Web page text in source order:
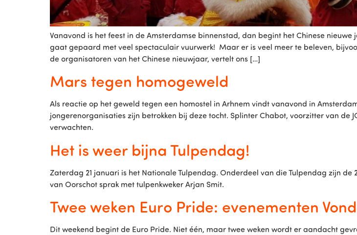
Vanavond is het feest in de Amsterdamse binnenstad, dan begint het Chinese
gaat gepaard met veel spectaculair vuurwerk! Maar er is veel meer te beleven,
de organisatoren van het Chinese nieuwjaar, vertelt ons […]
Mars tegen homogeweld
Als reactie op het geweld tegen een homostel in Arhnem vindt vanavond in
jongerenorganisaties zijn betrokken bij deze tocht. Splinter Chabot, voorzitter van de
verwachten.
Het is weer bijna Tulpendag!
Zaterdag 21 januari is het Nationale Tulpendag. Onderdeel van die Tulpendag zijn
van Oorschot sprak met tulpenkweker Arjan Smit.
Twee weken Euro Pride: evenementen
Dit weekend begint de Euro Pride. Niet één, maar twee weken wordt er aandacht